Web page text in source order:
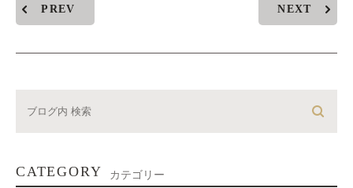
PREV NEXT
CATEGORY カテゴリー